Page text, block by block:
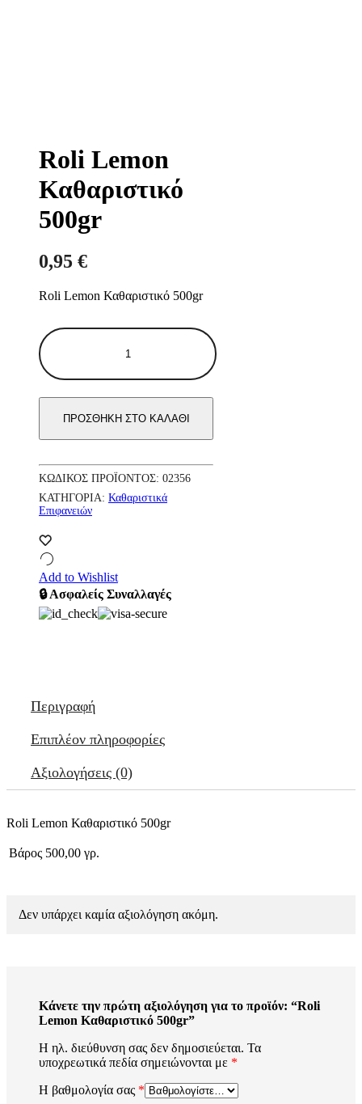
Roli Lemon
Καθαριστικό
500gr
0,95 €
Roli Lemon Καθαριστικό 500gr
Lemon
500gr
ποσότητα
ΠΡΟΣΘΉΚΗ ΣΤΟ ΚΑΛΆΘΙ
ΚΩΔΙΚΌΣ ΠΡΟΪΌΝΤΟΣ: 02356
ΚΑΤΗΓΟΡΊΑ: Καθαριστικά
Επιφανειών
Add to Wishlist
🔒 Ασφαλείς Συναλλαγές
Περιγραφή
Επιπλέον πληροφορίες
Αξιολογήσεις (0)
Roli Lemon Καθαριστικό 500gr
Βάρος 500,00 γρ.
Δεν υπάρχει καμία αξιολόγηση ακόμη.
Κάνετε την πρώτη αξιολόγηση για το προϊόν: “Roli
Lemon Καθαριστικό 500gr”
Η ηλ. διεύθυνση σας δεν δημοσιεύεται. Τα
υποχρεωτικά πεδία σημειώνονται με *
Η βαθμολογία σας *